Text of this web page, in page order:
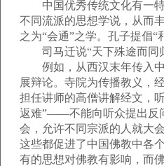
中国优秀传统文化有一特
不同流派的思想学说，从而
之为“会通”之学。孔子提倡“
司马迁说“天下殊途而同归
例如，从西汉末年传入中
展辩论。寺院为传播教义，
担任讲师的高僧讲解经文，
返难”——不能向听众提出反
会，允许不同宗派的人就大
这些都促进了中国佛教中各
有的思想对佛教有影响，而